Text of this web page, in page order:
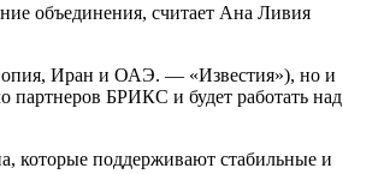
объединения, считает Ана Ливия
Иран и ОАЭ. — «Известия»), но и
партнеров БРИКС и будет работать над
которые поддерживают стабильные и